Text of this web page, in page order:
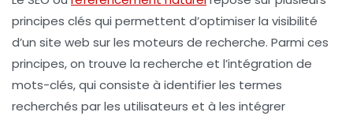
principes clés qui permettent d’optimiser la visibilité
d’un site web sur les moteurs de recherche. Parmi ces
principes, on trouve la recherche et l’intégration de
mots-clés, qui consiste à identifier les termes
recherchés par les utilisateurs et à les intégrer